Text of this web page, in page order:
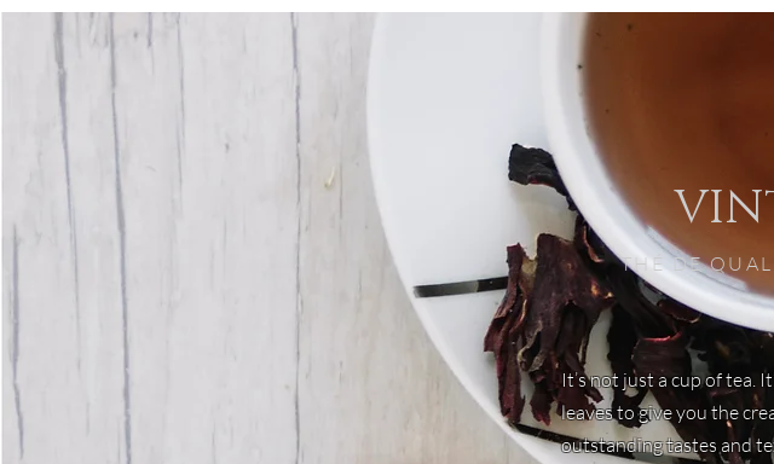
THÉ DE
It’s not just a cup of tea.
leaves to give you the
outstanding tastes and